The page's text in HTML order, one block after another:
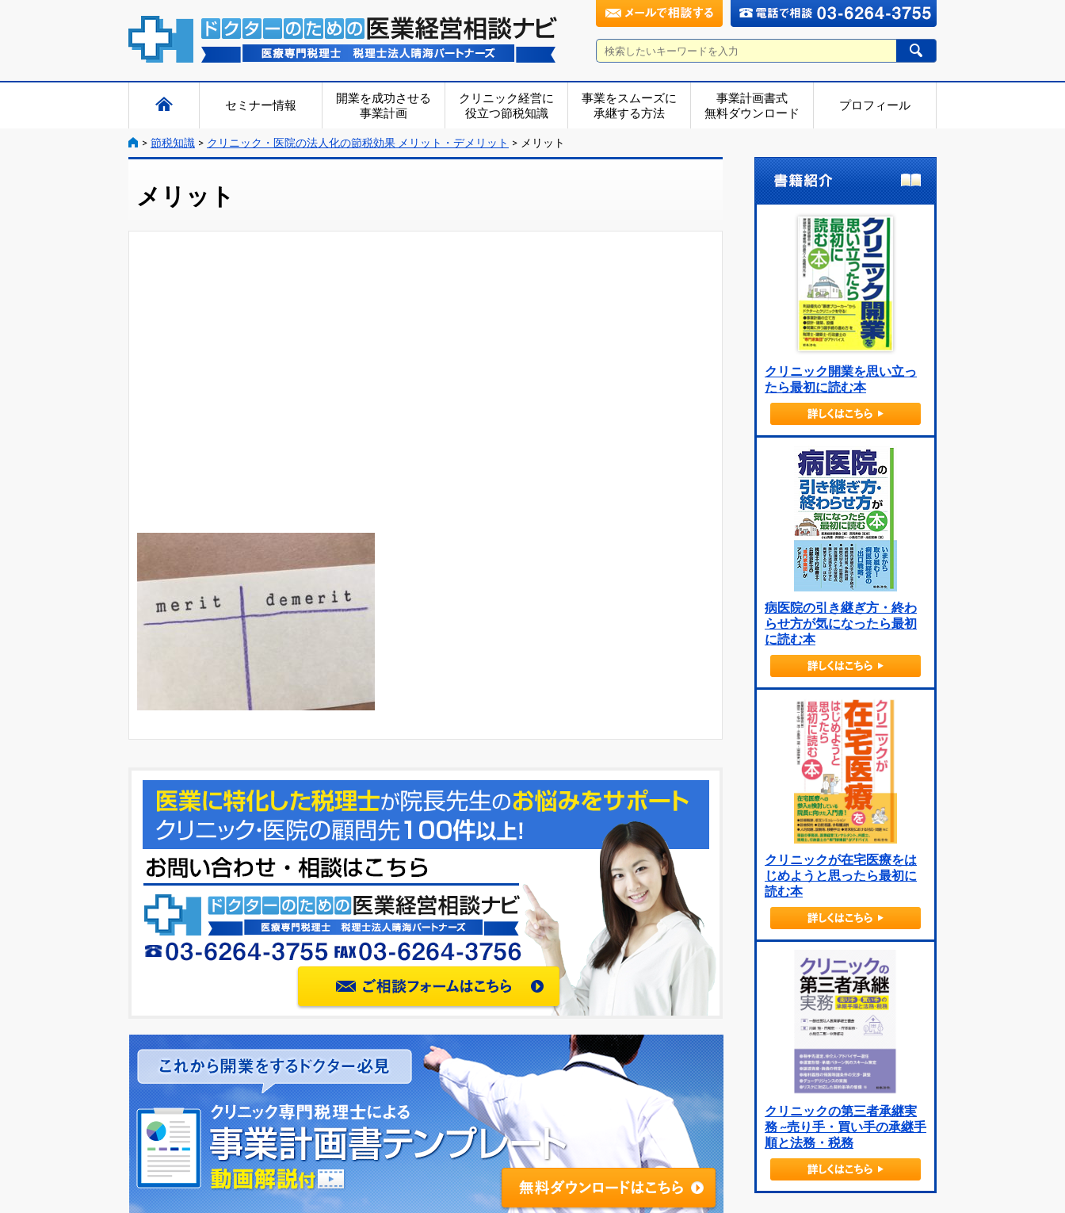
セミナー情報
開業を成功させる
事業計画
クリニック経営に
役立つ節税知識
事業をスムーズに
承継する方法
事業計画書式
無料ダウンロード
プロフィール
> 節税知識 > クリニック・医院の法人化の節税効果 メリット・デメリット > メリット
メリット
クリニック開業を思い立っ
たら最初に読む本
病医院の引き継ぎ方・終わ
らせ方が気になったら最初
に読む本
クリニックが在宅医療をは
じめようと思ったら最初に
読む本
クリニックの第三者承継実
務 ~売り手・買い手の承継手
順と法務・税務